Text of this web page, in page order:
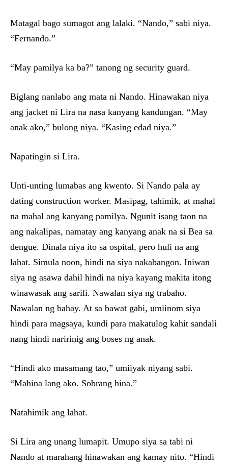
Matagal bago sumagot ang lalaki. “Nando,” sabi niya.
“Fernando.”
“May pamilya ka ba?” tanong ng security guard.
Biglang nanlabo ang mata ni Nando. Hinawakan niya
ang jacket ni Lira na nasa kanyang kandungan. “May
anak ako,” bulong niya. “Kasing edad niya.”
Napatingin si Lira.
Unti-unting lumabas ang kwento. Si Nando pala ay
dating construction worker. Masipag, tahimik, at mahal
na mahal ang kanyang pamilya. Ngunit isang taon na
ang nakalipas, namatay ang kanyang anak na si Bea sa
dengue. Dinala niya ito sa ospital, pero huli na ang
lahat. Simula noon, hindi na siya nakabangon. Iniwan
siya ng asawa dahil hindi na niya kayang makita itong
winawasak ang sarili. Nawalan siya ng trabaho.
Nawalan ng bahay. At sa bawat gabi, umiinom siya
hindi para magsaya, kundi para makatulog kahit sandali
nang hindi naririnig ang boses ng anak.
“Hindi ako masamang tao,” umiiyak niyang sabi.
“Mahina lang ako. Sobrang hina.”
Natahimik ang lahat.
Si Lira ang unang lumapit. Umupo siya sa tabi ni
Nando at marahang hinawakan ang kamay nito. “Hindi